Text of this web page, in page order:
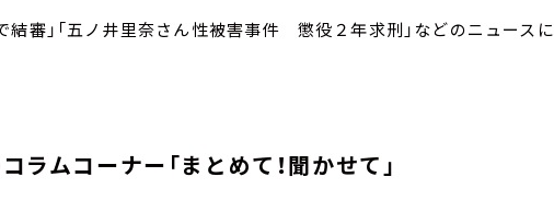
結審」「五ノ井里奈さん性被害事件 懲役２年求刑」などのニュースに
ラムコーナー「まとめて！聞かせて」